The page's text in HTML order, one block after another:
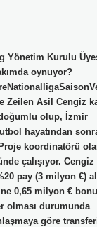
Yönetim Kurulu
oynuyor?
Zeilen Asil Cengiz
olup, İzmir
hayatından
koordinatörü
çalışıyor. Cengiz
pay (3 milyon €)
0,65 milyon €
olması durumunda
göre